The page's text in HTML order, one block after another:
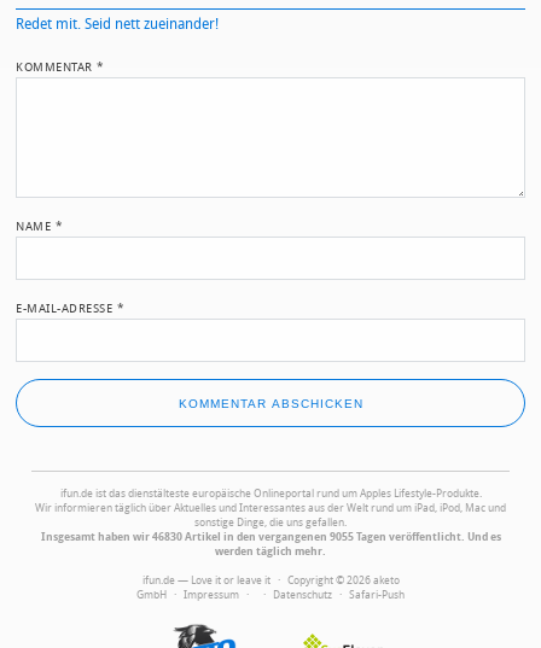
Redet mit. Seid nett zueinander!
KOMMENTAR*
NAME *
E-MAIL-ADRESSE *
ifun.de ist das dienstälteste europäische Onlineportal rund um Apples Lifestyle-Produkte.
Wir informieren täglich über Aktuelles und Interessantes aus der Welt rund um iPad, iPod, Mac und
sonstige Dinge, die uns gefallen.
Insgesamt haben wir 46830 Artikel in den vergangenen 9055 Tagen veröffentlicht. Und es
werden täglich mehr.
ifun.de — Love it or leave it · Copyright © 2026 aketo
GmbH · Impressum · · Datenschutz · Safari-Push